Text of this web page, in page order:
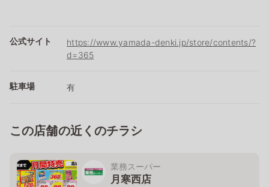
公式サイト
https://www.yamada-denki.jp/store/contents/?
d=365
駐車場 有
この店舗の近くのチラシ
業務スーパー
月寒西店